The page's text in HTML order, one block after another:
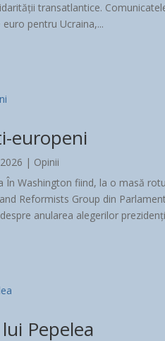
transatlantice.
pentru Ucraina,...
europeni
| Opinii
În Washington fiind, la o masă
Reformists Group din
anularea alegerilor
Pepelea